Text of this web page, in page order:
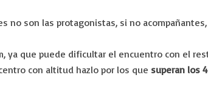
no son las protagonistas, si no
ya que puede dificultar el encuentro con el
con altitud hazlo por los que superan los